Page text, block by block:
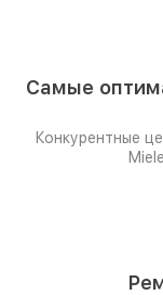
Самые
Конкурентные